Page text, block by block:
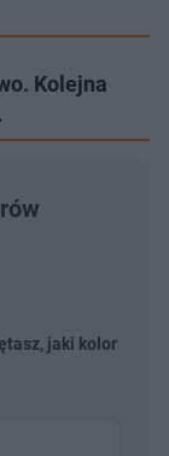
Kolejna
jaki kolor